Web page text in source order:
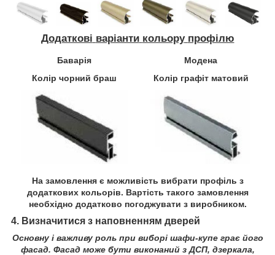
Додаткові варіанти кольору профілю
Баварія
Модена
Колір чорний браш
Колір графіт матовий
На замовлення є можливість вибрати профіль з
додаткових кольорів. Вартість такого замовлення
необхідно додатково погоджувати з виробником.
4. Визначитися з наповненням дверей
Основну і важливу роль при виборі шафи-купе грає його
фасад. Фасад може бути виконаний з ДСП, дзеркала,